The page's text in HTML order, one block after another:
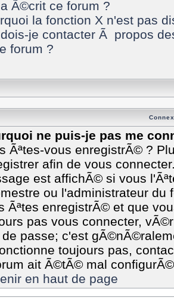
Ã©crit ce forum ?
la fonction X n'est pas
je contacter Ã propos
forum ?
ne puis-je pas me
Ãªtes-vous enregistrÃ© ?
afin de vous
est affichÃ© si vous
ou l'administrateur du
Ãªtes enregistrÃ© et que
pas vous connecter,
de passe; c'est
toujours pas,
ait Ã©tÃ© mal
en haut de page